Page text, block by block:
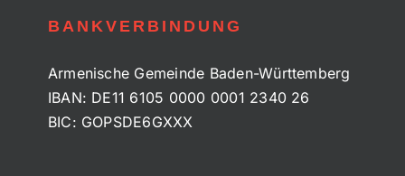
BANKVERBINDUNG
Armenische Gemeinde Baden-Württemberg
IBAN: DE11 6105 0000 0001 2340 26
BIC: GOPSDE6GXXX